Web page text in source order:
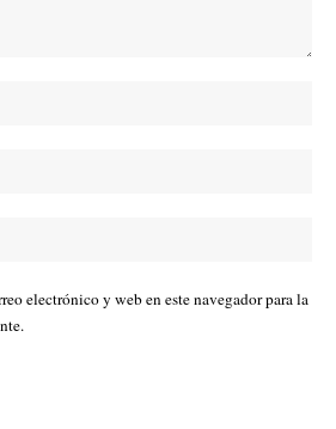
electrónico y web en este navegador para la